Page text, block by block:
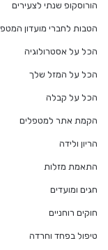
הורוסקופ שנתי לצעירים
הטבות לחברי מועדון
הכל על אסטרולוגיה
הכל על המזל שלך
הכל על קבלה
הקמת אתר למטפלים
הריון ולידה
התאמת מזלות
חגים ומועדים
חוקים רוחניים
טיפול בפחד וחרדה